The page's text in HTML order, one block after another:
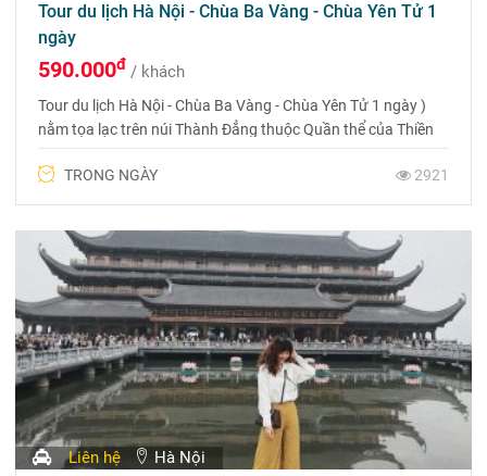
Tour du lịch Hà Nội - Chùa Ba Vàng - Chùa Yên Tử 1
ngày
590.000đ / khách
Tour du lịch Hà Nội - Chùa Ba Vàng - Chùa Yên Tử 1 ngày )
nằm tọa lạc trên núi Thành Đẳng thuộc Quần thể của Thiền
của nước ta do Phật hoàng Trần Nhân Tông đắc pháp ý chỉ
thiền sáng lập
TRONG NGÀY 2921
Liên hệ Hà Nội